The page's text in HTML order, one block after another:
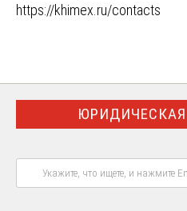
https://khimex.ru/contacts